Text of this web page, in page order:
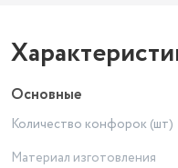
Основные
Количество конфорок (шт)
Материал изготовления